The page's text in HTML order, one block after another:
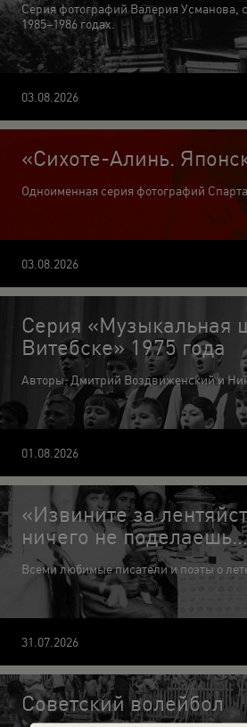
Серия фотографий Валерия Усманова,
1985–1986 годах.
03.08.2026
«Сихоте-Алинь.
Одноименная серия фотографий
03.08.2026
Серия «Музыкальная
Витебске» 1975 года
Авторы: Дмитрий Воздвиженский и
01.08.2026
«Извините за
ничего не
Всеми любимые писатели и поэты о
31.07.2026
Советский волейбол